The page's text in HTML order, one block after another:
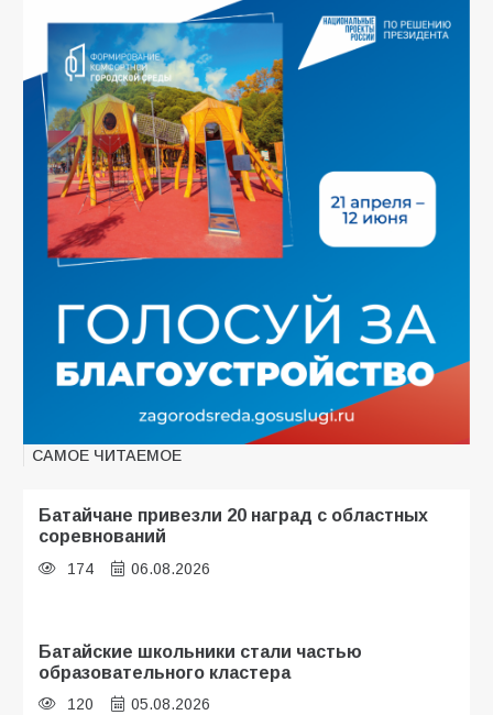
САМОЕ ЧИТАЕМОЕ
Батайчане привезли 20 наград с областных
соревнований
174 06.08.2026
Батайские школьники стали частью
образовательного кластера
120 05.08.2026